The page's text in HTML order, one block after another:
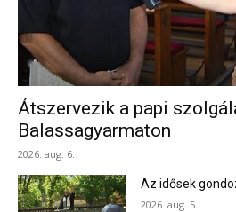
Átszervezik a papi
Balassagyarmaton
2026. aug. 6.
Az idősek
2026. aug. 5.